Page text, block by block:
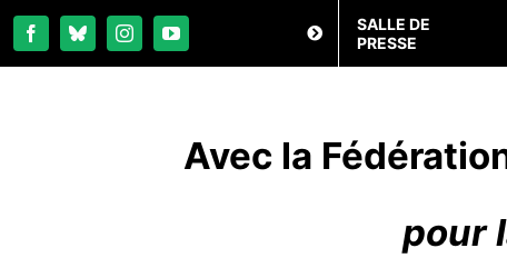
SALLE DE
PRESSE
Avec la
pour